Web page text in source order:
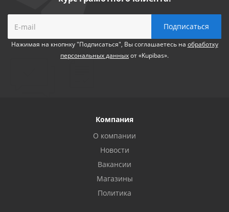
Нажимая на кнопнку "Подписаться", Вы соглашаетесь на обработку
персональных данныхот «Kupibas».
Компания
О компании
Новости
Вакансии
Магазины
Политика